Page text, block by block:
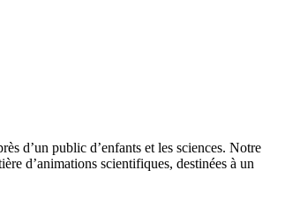
d’un public d’enfants et les sciences. Notre
d’animations scientifiques, destinées à un